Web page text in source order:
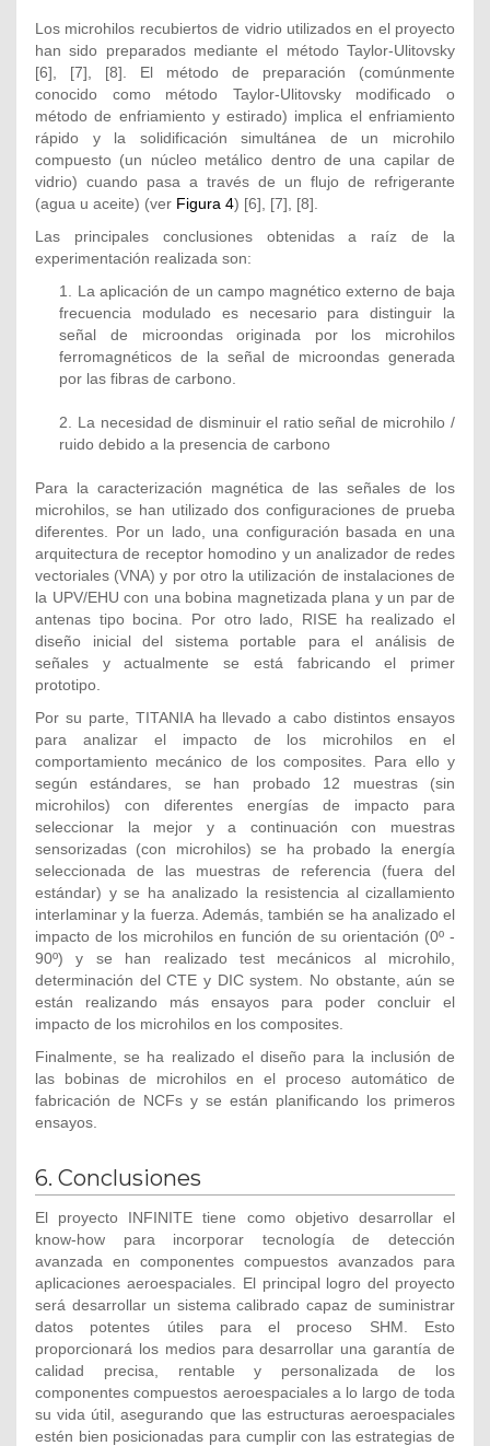
Los microhilos recubiertos de vidrio utilizados en el proyecto
han sido preparados mediante el método Taylor-Ulitovsky
[6], [7], [8]. El método de preparación (comúnmente
conocido como método Taylor-Ulitovsky modificado o
método de enfriamiento y estirado) implica el enfriamiento
rápido y la solidificación simultánea de un microhilo
compuesto (un núcleo metálico dentro de una capilar de
vidrio) cuando pasa a través de un flujo de refrigerante
(agua u aceite) (ver Figura 4) [6], [7], [8].
Las principales conclusiones obtenidas a raíz de la
experimentación realizada son:
1. La aplicación de un campo magnético externo de baja
frecuencia modulado es necesario para distinguir la
señal de microondas originada por los microhilos
ferromagnéticos de la señal de microondas generada
por las fibras de carbono.
2. La necesidad de disminuir el ratio señal de microhilo /
ruido debido a la presencia de carbono
Para la caracterización magnética de las señales de los
microhilos, se han utilizado dos configuraciones de prueba
diferentes. Por un lado, una configuración basada en una
arquitectura de receptor homodino y un analizador de redes
vectoriales (VNA) y por otro la utilización de instalaciones de
la UPV/EHU con una bobina magnetizada plana y un par de
antenas tipo bocina. Por otro lado, RISE ha realizado el
diseño inicial del sistema portable para el análisis de
señales y actualmente se está fabricando el primer
prototipo.
Por su parte, TITANIA ha llevado a cabo distintos ensayos
para analizar el impacto de los microhilos en el
comportamiento mecánico de los composites. Para ello y
según estándares, se han probado 12 muestras (sin
microhilos) con diferentes energías de impacto para
seleccionar la mejor y a continuación con muestras
sensorizadas (con microhilos) se ha probado la energía
seleccionada de las muestras de referencia (fuera del
estándar) y se ha analizado la resistencia al cizallamiento
interlaminar y la fuerza. Además, también se ha analizado el
impacto de los microhilos en función de su orientación (0º -
90º) y se han realizado test mecánicos al microhilo,
determinación del CTE y DIC system. No obstante, aún se
están realizando más ensayos para poder concluir el
impacto de los microhilos en los composites.
Finalmente, se ha realizado el diseño para la inclusión de
las bobinas de microhilos en el proceso automático de
fabricación de NCFs y se están planificando los primeros
ensayos.
6. Conclusiones
El proyecto INFINITE tiene como objetivo desarrollar el
know-how para incorporar tecnología de detección
avanzada en componentes compuestos avanzados para
aplicaciones aeroespaciales. El principal logro del proyecto
será desarrollar un sistema calibrado capaz de suministrar
datos potentes útiles para el proceso SHM. Esto
proporcionará los medios para desarrollar una garantía de
calidad precisa, rentable y personalizada de los
componentes compuestos aeroespaciales a lo largo de toda
su vida útil, asegurando que las estructuras aeroespaciales
estén bien posicionadas para cumplir con las estrategias de